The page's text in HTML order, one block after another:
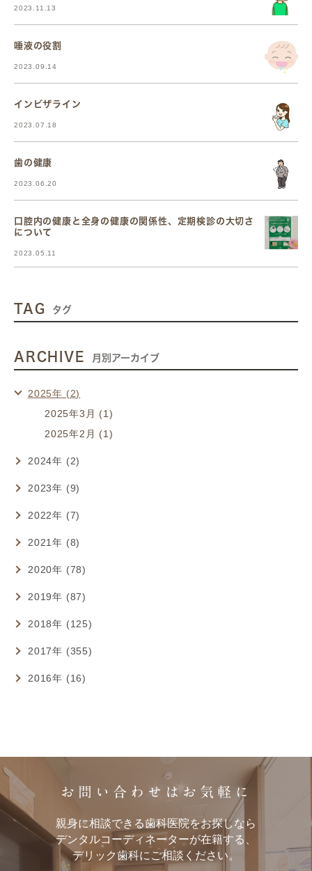
2023.11.13
唾液の役割
2023.09.14
インビザライン
2023.07.18
歯の健康
2023.06.20
口腔内の健康と全身の健康の関係性、定期検診の大切さ
について
2023.05.11
TAG タグ
ARCHIVE 月別アーカイブ
2025年 (2)
2025年3月 (1)
2025年2月 (1)
2024年 (2)
2023年 (9)
2022年 (7)
2021年 (8)
2020年 (78)
2019年 (87)
2018年 (125)
2017年 (355)
2016年 (16)
お問い合わせはお気軽に
親身に相談できる歯科医院をお探しなら
デンタルコーディネーターが在籍する、
デリック歯科にご相談ください。